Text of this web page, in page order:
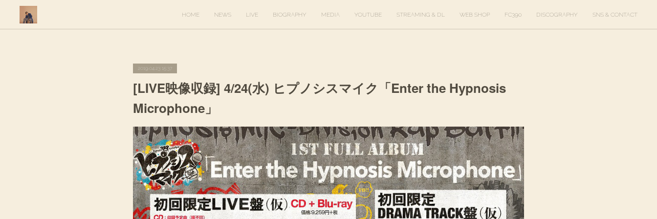
HOME NEWS LIVE BIOGRAPHY MEDIA YOUTUBE STREAMING & DL WEB SHOP FC390 DISCOGRAPHY SNS & CONTACT
2019.04.23 15:37
[LIVE映像収録] 4/24(水) ヒプノシスマイク「Enter the Hypnosis
Microphone」